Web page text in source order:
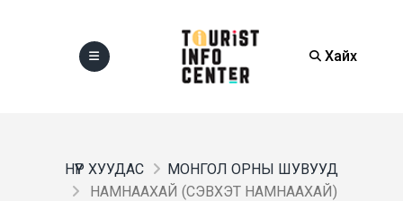
Хайх
НҮҮР ХУУДАС
МОНГОЛ ОРНЫ ШУВУУД
НАМНААХАЙ (СЭВХЭТ НАМНААХАЙ)